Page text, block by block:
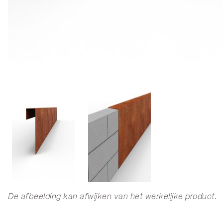
De afbeelding kan afwijken van het werkelijke product.